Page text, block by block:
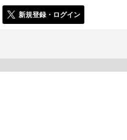
新規登録・ログイン